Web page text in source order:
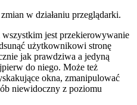
w działaniu przeglądarki.
jest przekierowywanie
użytkownikowi stronę
jak prawdziwa a jedyną
do niego. Może też
okna, zmanipulować
niewidoczny z poziomu